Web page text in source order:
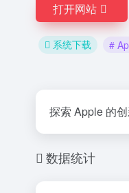
打开网站
系统下载 #
探索 Apple 的
数据统计